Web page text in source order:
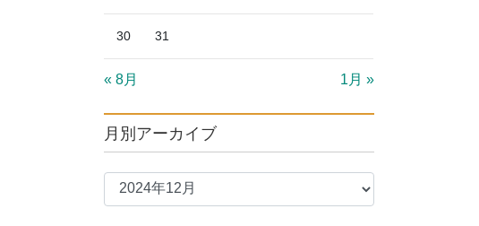
30 31
« 8月 1月 »
月別アーカイブ